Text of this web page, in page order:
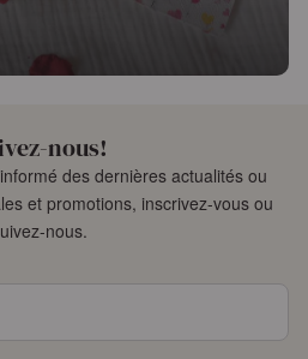
nous!
des dernières actualités ou
et promotions, inscrivez-vous ou
nous.